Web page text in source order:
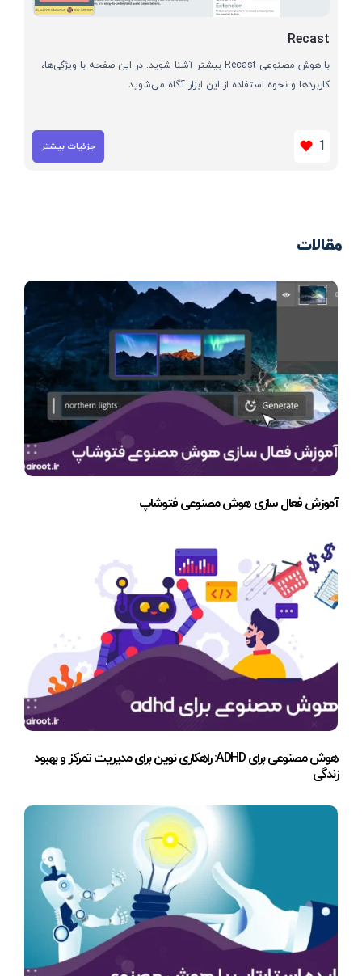
Recast
با هوش مصنوعی Recast بیشتر آشنا شوید. در این صفحه با ویژگی‌ها،
کاربردها و نحوه استفاده از این ابزار آگاه می‌شوید
1 جزئیات بیشتر
مقالات
آموزش فعال سازی هوش مصنوعی فتوشاپ
هوش مصنوعی برای ADHD: راهکاری نوین برای مدیریت تمرکز و بهبود
زندگی